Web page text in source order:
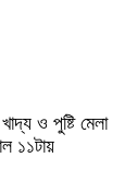
ও পুষ্টি মেলা
১১টায়